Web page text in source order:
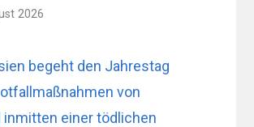
2026
begeht den Jahrestag
von
inmitten einer tödlichen